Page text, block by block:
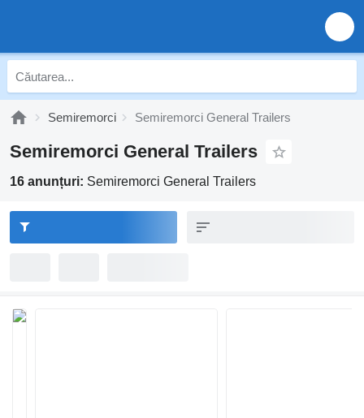
Semiremorci Semiremorci General Trailers
Semiremorci General Trailers
16 anunțuri: Semiremorci General Trailers